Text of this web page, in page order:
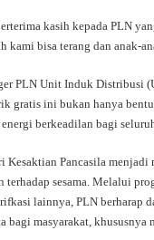
kasih kepada PLN
kami bisa terang dan anak-
PLN Unit Induk Distribusi
gratis ini bukan hanya
berkeadilan bagi
Kesaktian Pancasila
terhadap sesama. Melalui
lainnya, PLN berharap
bagi masyarakat,